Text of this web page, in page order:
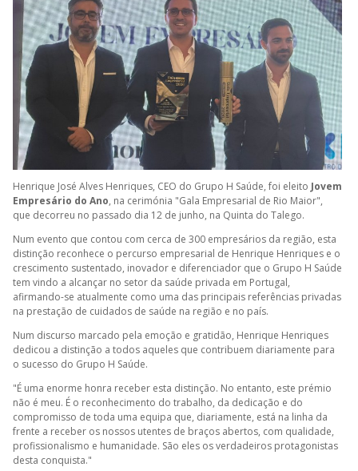
Henrique José Alves Henriques, CEO do Grupo H Saúde, foi eleito Jovem
Empresário do Ano, na cerimónia "Gala Empresarial de Rio Maior",
que decorreu no passado dia 12 de junho, na Quinta do Talego.
Num evento que contou com cerca de 300 empresários da região, esta
distinção reconhece o percurso empresarial de Henrique Henriques e o
crescimento sustentado, inovador e diferenciador que o Grupo H Saúde
tem vindo a alcançar no setor da saúde privada em Portugal,
afirmando-se atualmente como uma das principais referências privadas
na prestação de cuidados de saúde na região e no país.
Num discurso marcado pela emoção e gratidão, Henrique Henriques
dedicou a distinção a todos aqueles que contribuem diariamente para
o sucesso do Grupo H Saúde.
"É uma enorme honra receber esta distinção. No entanto, este prémio
não é meu. É o reconhecimento do trabalho, da dedicação e do
compromisso de toda uma equipa que, diariamente, está na linha da
frente a receber os nossos utentes de braços abertos, com qualidade,
profissionalismo e humanidade. São eles os verdadeiros protagonistas
desta conquista."